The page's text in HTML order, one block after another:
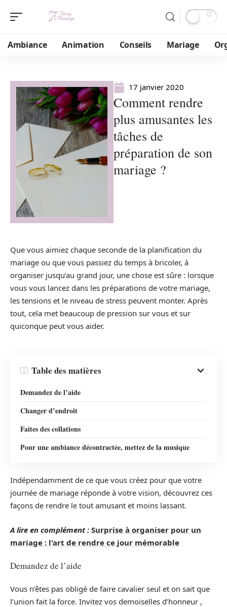
Ambiance Animation Conseils Mariage
17 janvier 2020
Comment rendre
plus amusantes les
tâches de
préparation de son
mariage ?
Que vous aimiez chaque seconde de la planification du
mariage ou que vous passiez du temps à bricoler, à
organiser jusqu’au grand jour, une chose est sûre : lorsque
vous vous lancez dans les préparations de votre mariage,
les tensions et le niveau de stress peuvent monter. Après
tout, cela met beaucoup de pression sur vous et sur
quiconque peut vous aider.
Table des matières
Demandez de l’aide
Changer d’endroit
Faites des collations
Pour une ambiance décontractée, mettez de la musique
Indépendamment de ce que vous créez pour que votre
journée de mariage réponde à votre vision, découvrez ces
façons de rendre le tout amusant et moins lassant.
A lire en complément : Surprise à organiser pour un
mariage : l'art de rendre ce jour mémorable
Demandez de l’aide
Vous n’êtes pas obligé de faire cavalier seul et on sait que
l’union fait la force. Invitez vos demoiselles d’honneur ,